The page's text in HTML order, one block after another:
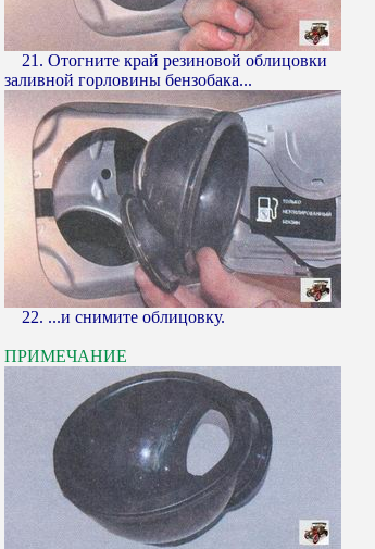
21. Отогните край резиновой облицовки
заливной горловины бензобака...
22. ...и снимите облицовку.
ПРИМЕЧАНИЕ